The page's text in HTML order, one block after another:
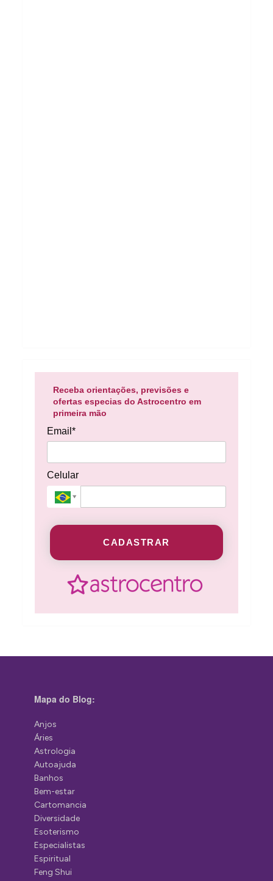
Receba orientações, previsões e
ofertas especias do Astrocentro em
primeira mão
Email*
Celular
CADASTRAR
Mapa do Blog:
Anjos
Áries
Astrologia
Autoajuda
Banhos
Bem-estar
Cartomancia
Diversidade
Esoterismo
Especialistas
Espiritual
Feng Shui